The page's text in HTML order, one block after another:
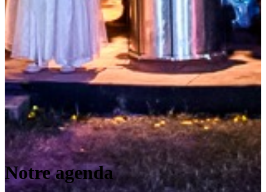
Notre agenda